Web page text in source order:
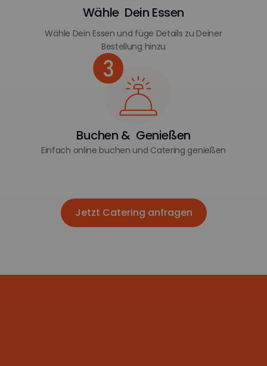
Wähle Dein Essen
Wähle Dein Essen und füge Details zu Deiner
Bestellung hinzu
Buchen & Genießen
Einfach online buchen und Catering genießen
Jetzt Catering anfragen
Jetzt Catering anfragen